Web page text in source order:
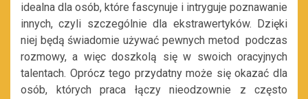
idealna dla osób, które fascynuje i intryguje poznawanie
innych, czyli szczególnie dla ekstrawertyków. Dzięki
niej będą świadomie używać pewnych metod podczas
rozmowy, a więc doszkolą się w swoich oracyjnych
talentach. Oprócz tego przydatny może się okazać dla
osób, których praca łączy nieodzownie z często